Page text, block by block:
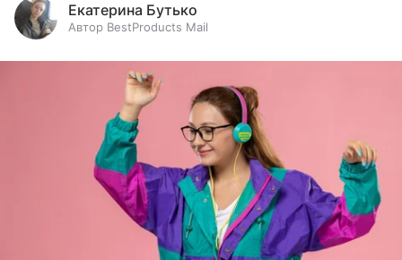
Екатерина Бутько
Автор BestProducts Mail